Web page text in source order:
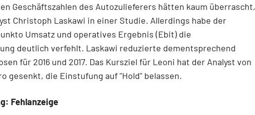
Geschäftszahlen des Autozulieferers hätten kaum überrascht,
Christoph Laskawi in einer Studie. Allerdings habe der
Umsatz und operatives Ergebnis (Ebit) die
deutlich verfehlt. Laskawi reduzierte dementsprechend
für 2016 und 2017. Das Kursziel für Leoni hat der Analyst von
gesenkt, die Einstufung auf "Hold" belassen.
Fehlanzeige